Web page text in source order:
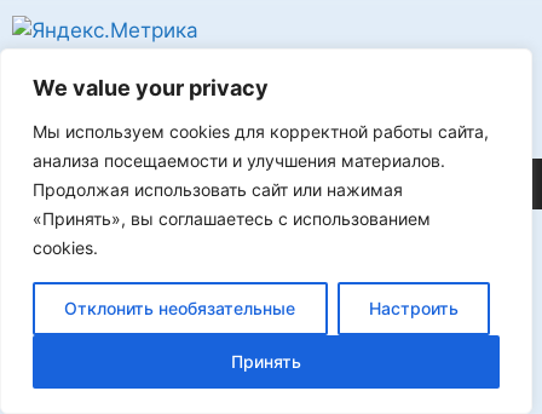
We value your privacy
Мы используем cookies для корректной работы сайта,
анализа посещаемости и улучшения материалов.
Продолжая использовать сайт или нажимая
«Принять», вы соглашаетесь с использованием
cookies.
Отклонить необязательные Настроить
Принять
Реклама
©2026 FLProg